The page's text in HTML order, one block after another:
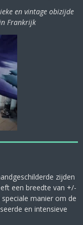
en vintage obizijde
Frankrijk
zijden
een breedte van +/-
manier om de
en intensieve